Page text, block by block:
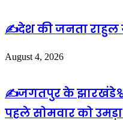
✍️देश की जनता राहुल
August 4, 2026
✍️जगतपुर के
पहले सोमवार को